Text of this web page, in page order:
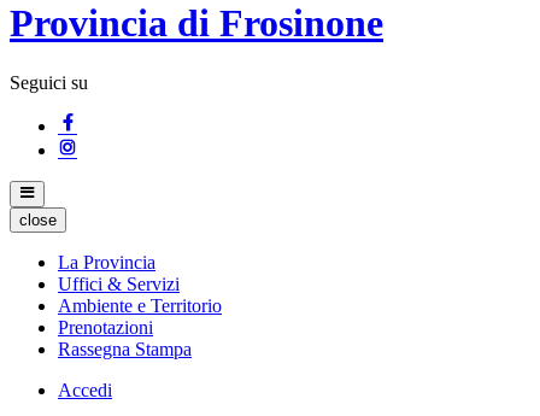
Provincia di Frosinone
Seguici su
close
La Provincia
Uffici & Servizi
Ambiente e Territorio
Prenotazioni
Rassegna Stampa
Accedi